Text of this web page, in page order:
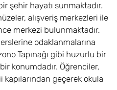
şehir hayatı sunmaktadır.
alışveriş merkezleri ile
merkezi bulunmaktadır.
odaklanmalarına
Tapınağı gibi huzurlu bir
konumdadır. Öğrenciler,
kapılarından geçerek okula